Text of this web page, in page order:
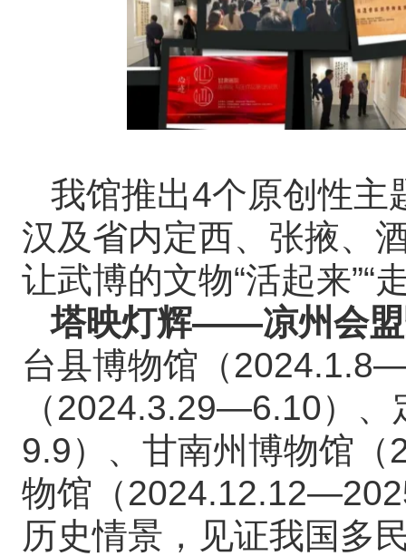
我馆推出4个原创性主
汉及省内定西、张掖、
让武博的文物“活起来”“
塔映灯辉——凉州会盟
台县博物馆（
（2024.3.29—6.10）
9.9）、甘南州博物馆
物馆（
历史情景，见证我国多